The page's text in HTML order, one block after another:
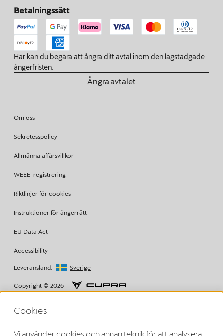
Betalningssätt
Här kan du begära att ångra ditt avtal inom den lagstadgade
ångerfristen.
Ångra avtalet
Om oss
Sekretesspolicy
Allmänna affärsvillkor
WEEE-registrering
Riktlinjer för cookies
Instruktioner för ångerrätt
EU Data Act
Accessibility
Leveransland: Sverige
Copyright © 2026
Cookies
Vi använder cookies och annan teknik för att analysera,